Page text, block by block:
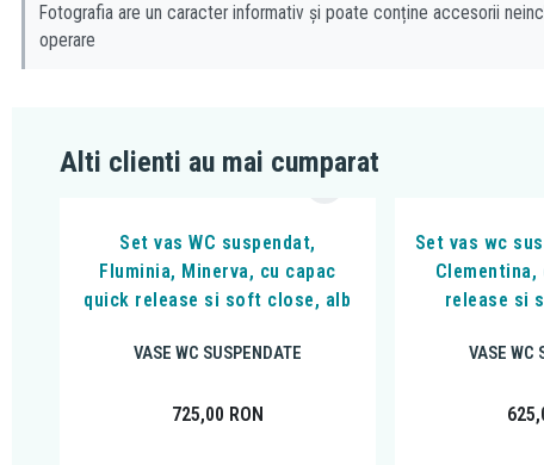
Fotografia are un caracter informativ și poate conține accesorii
operare
Alti clienti au mai cumparat
Set vas WC suspendat,
Fluminia, Minerva, cu capac
quick release si soft close, alb
VASE WC SUSPENDATE
725,00 RON
Set vas wc
release si
VASE WC